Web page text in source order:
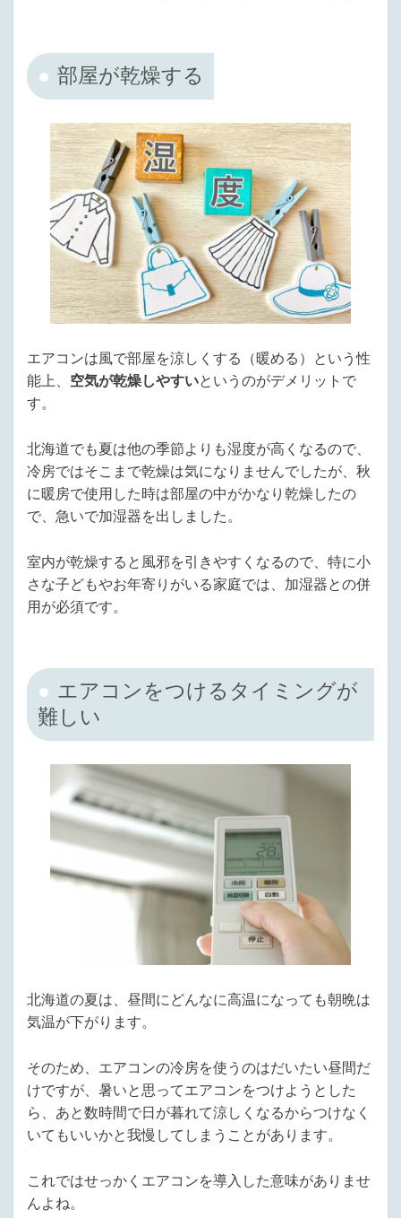
部屋が乾燥する
エアコンは風で部屋を涼しくする（暖める）という性
能上、 空気が乾燥しやすいというのがデメリットで
す。
北海道でも夏は他の季節よりも湿度が高くなるので、
冷房ではそこまで乾燥は気になりませんでしたが、秋
に暖房で使用した時は部屋の中がかなり乾燥したの
で、急いで加湿器を出しました。
室内が乾燥すると風邪を引きやすくなるので、特に小
さな子どもやお年寄りがいる家庭では、加湿器との併
用が必須です。
エアコンをつけるタイミングが
難しい
北海道の夏は、昼間にどんなに高温になっても朝晩は
気温が下がります。
そのため、エアコンの冷房を使うのはだいたい昼間だ
けですが、暑いと思ってエアコンをつけようとした
ら、あと数時間で日が暮れて涼しくなるからつけなく
いてもいいかと我慢してしまうことがあります。
これではせっかくエアコンを導入した意味がありませ
んよね。